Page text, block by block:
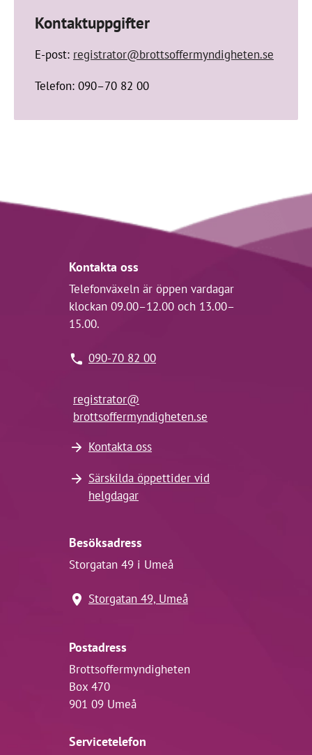
Kontaktuppgifter
E-post: registrator@brottsoffermyndigheten.se
Telefon: 090–70 82 00
Kontakta oss
Telefonväxeln är öppen vardagar
klockan 09.00–12.00 och 13.00–
15.00.
090-70 82 00
registrator@
brottsoffermyndigheten.se
Kontakta oss
Särskilda öppettider vid
helgdagar
Besöksadress
Storgatan 49 i Umeå
Storgatan 49, Umeå
Postadress
Brottsoffermyndigheten
Box 470
901 09 Umeå
Servicetelefon